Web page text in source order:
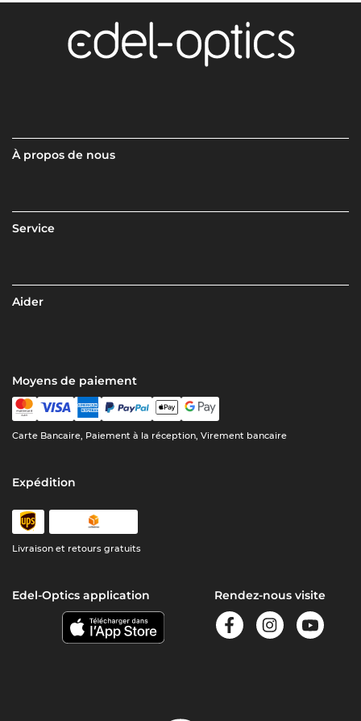
À propos de nous
Service
Aider
Moyens de paiement
Carte Bancaire, Paiement à la réception, Virement bancaire
Expédition
Livraison et retours gratuits
Edel-Optics application Rendez-nous visite